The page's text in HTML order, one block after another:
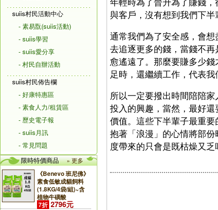
suiis村民活動中心
- 素易翫(suiis活動)
- suiis學習
- suiis愛分享
- 村民自辦活動
suiis村民佈告欄
- 好康特惠區
- 素食人力/租賃區
- 歷史電子報
- suiis月訊
- 常見問題
限時特價商品
» 更多
《Benevo 班尼佛》
素食低敏成貓飼料
(1.8KG/4袋/組)~含
植物牛磺酸
7折 2796元
與客戶，沒有想到我們下
通常我們為了安全感，會
去追逐更多的錢，當錢不
愈遙遠了。那麼要賺多少
足時，還繼續工作，代表
所以一定要撥出時間陪陪
投入的興趣，當然，最好
價值。這些下半輩子最重
抱著「浪漫」的心情將部
度帶來的只會是既枯燥又